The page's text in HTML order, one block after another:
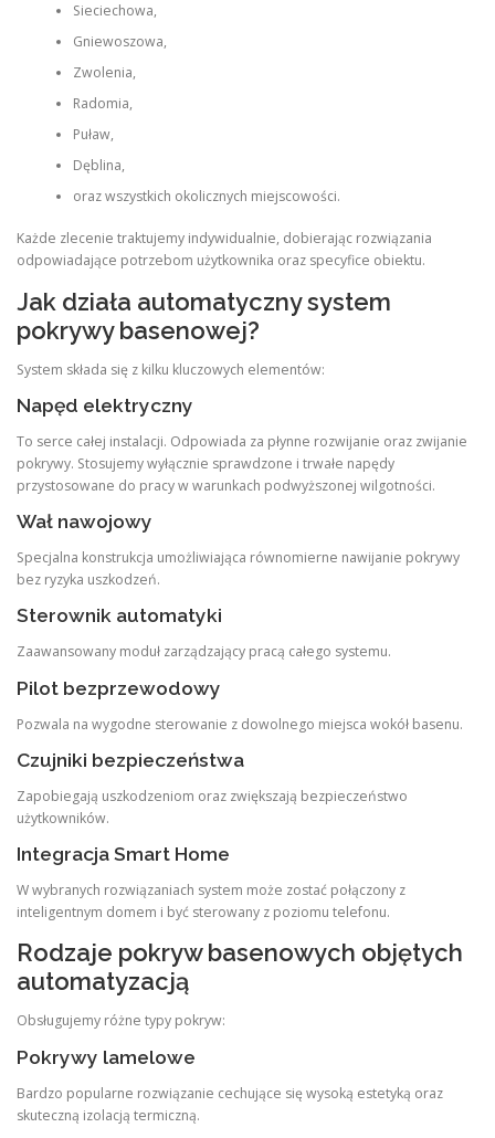
Sieciechowa,
Gniewoszowa,
Zwolenia,
Radomia,
Puław,
Dęblina,
oraz wszystkich okolicznych miejscowości.
Każde zlecenie traktujemy indywidualnie, dobierając rozwiązania
odpowiadające potrzebom użytkownika oraz specyfice obiektu.
Jak działa automatyczny system
pokrywy basenowej?
System składa się z kilku kluczowych elementów:
Napęd elektryczny
To serce całej instalacji. Odpowiada za płynne rozwijanie oraz zwijanie
pokrywy. Stosujemy wyłącznie sprawdzone i trwałe napędy
przystosowane do pracy w warunkach podwyższonej wilgotności.
Wał nawojowy
Specjalna konstrukcja umożliwiająca równomierne nawijanie pokrywy
bez ryzyka uszkodzeń.
Sterownik automatyki
Zaawansowany moduł zarządzający pracą całego systemu.
Pilot bezprzewodowy
Pozwala na wygodne sterowanie z dowolnego miejsca wokół basenu.
Czujniki bezpieczeństwa
Zapobiegają uszkodzeniom oraz zwiększają bezpieczeństwo
użytkowników.
Integracja Smart Home
W wybranych rozwiązaniach system może zostać połączony z
inteligentnym domem i być sterowany z poziomu telefonu.
Rodzaje pokryw basenowych objętych
automatyzacją
Obsługujemy różne typy pokryw:
Pokrywy lamelowe
Bardzo popularne rozwiązanie cechujące się wysoką estetyką oraz
skuteczną izolacją termiczną.